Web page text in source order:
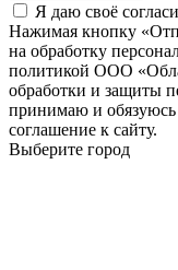
Я даю своё
Нажимая кнопку
на обработку
политикой ООО
обработки и защиты
принимаю и обязуюсь
соглашение к сайту.
Выберите город